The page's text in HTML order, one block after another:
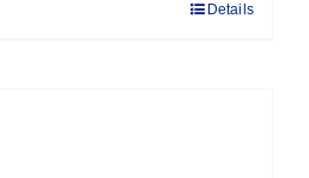
Details